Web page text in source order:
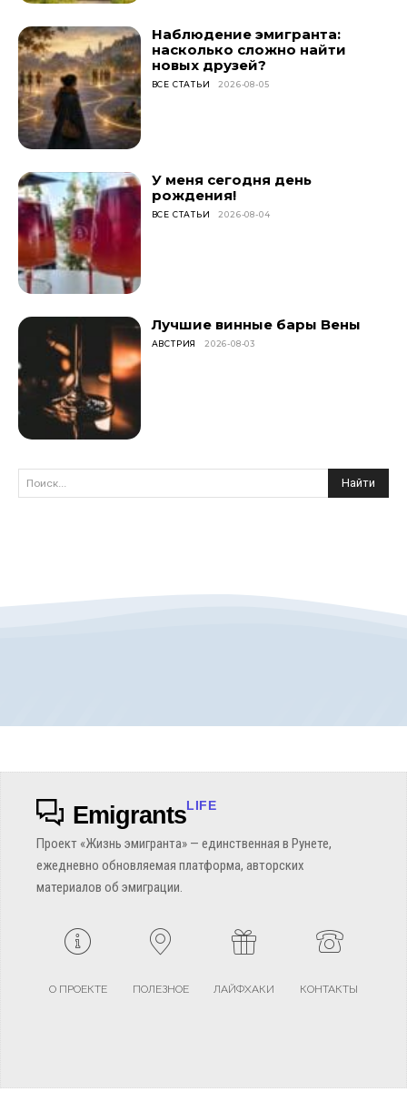
Наблюдение эмигранта:
насколько сложно найти
новых друзей?
ВСЕ СТАТЬИ 2026-08-05
У меня сегодня день
рождения!
ВСЕ СТАТЬИ 2026-08-04
Лучшие винные бары Вены
АВСТРИЯ 2026-08-03
Поиск... Найти
EmigrantsLIFE
Проект «Жизнь эмигранта» — единственная в Рунете,
ежедневно обновляемая платформа, авторских
материалов об эмиграции.
О ПРОЕКТЕ ПОЛЕЗНОЕ ЛАЙФХАКИ КОНТАКТЫ